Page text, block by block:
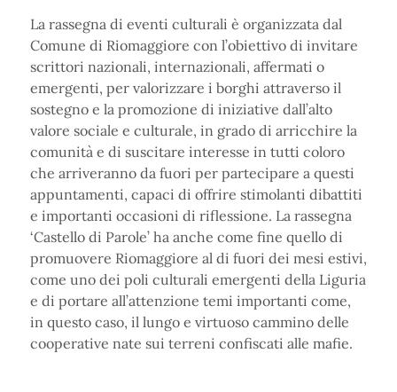
La rassegna di eventi culturali è organizzata dal
Comune di Riomaggiore con l’obiettivo di invitare
scrittori nazionali, internazionali, affermati o
emergenti, per valorizzare i borghi attraverso il
sostegno e la promozione di iniziative dall’alto
valore sociale e culturale, in grado di arricchire la
comunità e di suscitare interesse in tutti coloro
che arriveranno da fuori per partecipare a questi
appuntamenti, capaci di offrire stimolanti dibattiti
e importanti occasioni di riflessione. La rassegna
‘Castello di Parole’ ha anche come fine quello di
promuovere Riomaggiore al di fuori dei mesi estivi,
come uno dei poli culturali emergenti della Liguria
e di portare all’attenzione temi importanti come,
in questo caso, il lungo e virtuoso cammino delle
cooperative nate sui terreni confiscati alle mafie.